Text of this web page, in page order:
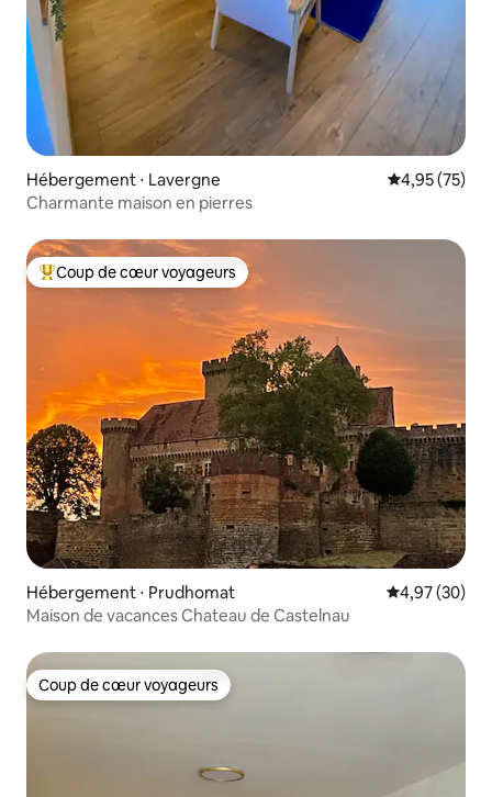
Hébergement ⋅ Lavergne Évaluation
4,95 (75)
Charmante maison en pierres
Coups de cœur voyageurs les plus appréciés
Coup de cœur voyageurs
Hébergement ⋅ Prudhomat Évaluation
4,97 (30)
Maison de vacances Chateau de Castelnau
Coup de cœur voyageurs
Coup de cœur voyageurs